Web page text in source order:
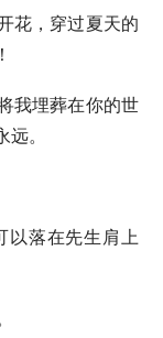
花，穿过夏天的
我埋葬在你的世
。
以落在先生肩上